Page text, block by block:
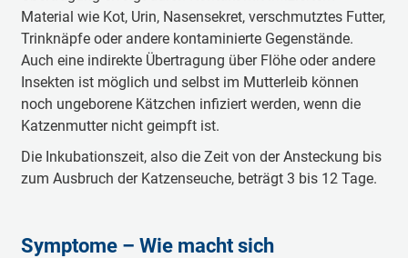
Material wie Kot, Urin, Nasensekret, verschmutztes Futter,
Trinknäpfe oder andere kontaminierte Gegenstände.
Auch eine indirekte Übertragung über Flöhe oder andere
Insekten ist möglich und selbst im Mutterleib können
noch ungeborene Kätzchen infiziert werden, wenn die
Katzenmutter nicht geimpft ist.
Die Inkubationszeit, also die Zeit von der Ansteckung bis
zum Ausbruch der Katzenseuche, beträgt 3 bis 12 Tage.
Symptome – Wie macht sich